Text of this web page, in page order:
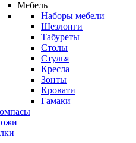
Мебель
Наборы мебели
Шезлонги
Табуреты
Столы
Стулья
Кресла
Зонты
Кровати
Гамаки